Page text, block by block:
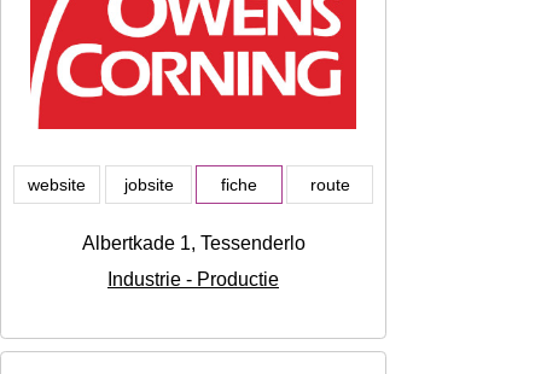
website jobsite fiche route
Albertkade 1, Tessenderlo
Industrie - Productie